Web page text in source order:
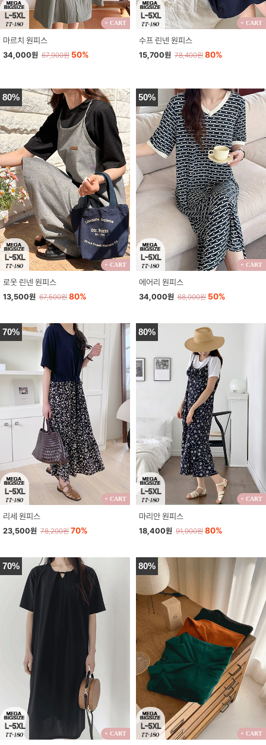
+ CART
마르치 원피스
34,000원 67,900원 50%
+ CART
수프 린넨 원피스
15,700원 78,400원 80%
80%
+ CART
로웃 린넨 원피스
13,500원 67,500원 80%
50%
+ CART
에어리 원피스
34,000원 68,000원 50%
70%
+ CART
리세 원피스
23,500원 78,200원 70%
80%
+ CART
마리안 원피스
18,400원 91,900원 80%
70%
+ CART
80%
+ CART